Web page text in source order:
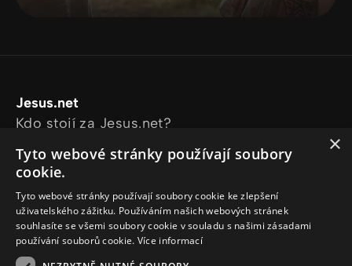
Jesus.net
Kdo stojí za Jesus.net?
Články
Online kurzy
Naše projekty
Chci se zeptat
×
Tyto webové stránky používají soubory
cookie.
Tyto webové stránky používají soubory cookie ke zlepšení
uživatelského zážitku. Používáním našich webových stránek
souhlasíte se všemi soubory cookie v souladu s našimi zásadami
používání souborů cookie. Více informací